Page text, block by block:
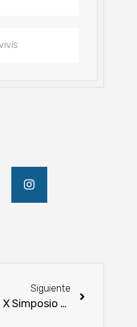
Siguiente
X Simposio de Búfalos de las Américas y Europa se está desarrollando por primera vez en Paraguay